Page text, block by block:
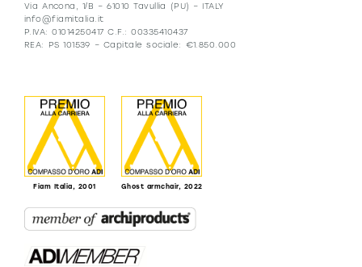
Via Ancona, 1/B – 61010 Tavullia (PU) – ITALY
info@fiamitalia.it
P.IVA: 01014250417 C.F.: 00335410437
REA: PS 101539 – Capitale sociale: €1.850.000
Fiam Italia, 2001 Ghost armchair, 2022